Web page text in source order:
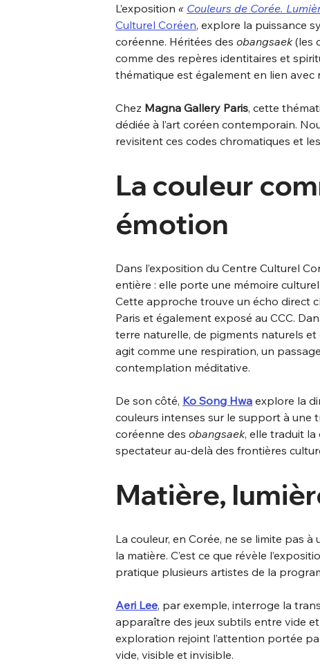
L’exposition « Couleurs de Corée.
Culturel Coréen, explore la puissance
coréenne. Héritées des obangsaek (les
comme des repères identitaires et
thématique est également en lien
Chez Magna Gallery Paris, cette
dédiée à l’art coréen contemporain.
revisitent ces codes chromatiques et
La couleur
émotion
Dans l’exposition du Centre Culturel
entière : elle porte une mémoire
Cette approche trouve un écho direct
Paris et également exposé au CCC.
terre naturelle, de pigments naturels et
agit comme une respiration, un
contemplation méditative.
De son côté, Ko Song Hwa explore la
couleurs intenses sur le support à une
coréenne des obangsaek, elle traduit
spectateur au-delà des frontières
Matière,
La couleur, en Corée, ne se limite pas
la matière. C’est ce que révèle
pratique plusieurs artistes de la
Aeri Lee, par exemple, interroge la
apparaître des jeux subtils entre vide
exploration rejoint l’attention portée
vide, visible et invisible.